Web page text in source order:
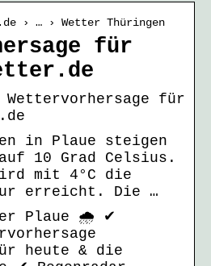
› … › Wetter Thüringen
für
für
in Plaue steigen
10 Grad Celsius.
mit 4°C die
erreicht. Die …
Plaue 🌧️ ✔
heute & die